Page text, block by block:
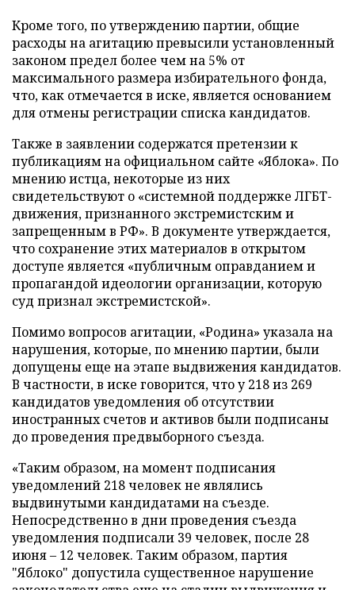
Кроме того, по утверждению партии, общие
расходы на агитацию превысили установленный
законом предел более чем на 5% от
максимального размера избирательного фонда,
что, как отмечается в иске, является основанием
для отмены регистрации списка кандидатов.
Также в заявлении содержатся претензии к
публикациям на официальном сайте «Яблока». По
мнению истца, некоторые из них
свидетельствуют о «системной поддержке ЛГБТ-
движения, признанного экстремистским и
запрещенным в РФ». В документе утверждается,
что сохранение этих материалов в открытом
доступе является «публичным оправданием и
пропагандой идеологии организации, которую
суд признал экстремистской».
Помимо вопросов агитации, «Родина» указала на
нарушения, которые, по мнению партии, были
допущены еще на этапе выдвижения кандидатов.
В частности, в иске говорится, что у 218 из 269
кандидатов уведомления об отсутствии
иностранных счетов и активов были подписаны
до проведения предвыборного съезда.
«Таким образом, на момент подписания
уведомлений 218 человек не являлись
выдвинутыми кандидатами на съезде.
Непосредственно в дни проведения съезда
уведомления подписали 39 человек, после 28
июня – 12 человек. Таким образом, партия
"Яблоко" допустила существенное нарушение